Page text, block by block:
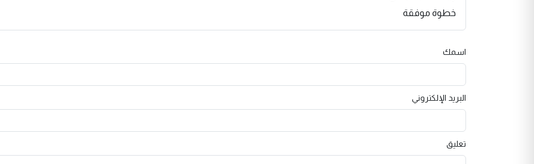
خطوة موفقة
اسمك
البريد الإلكتروني
تعليق